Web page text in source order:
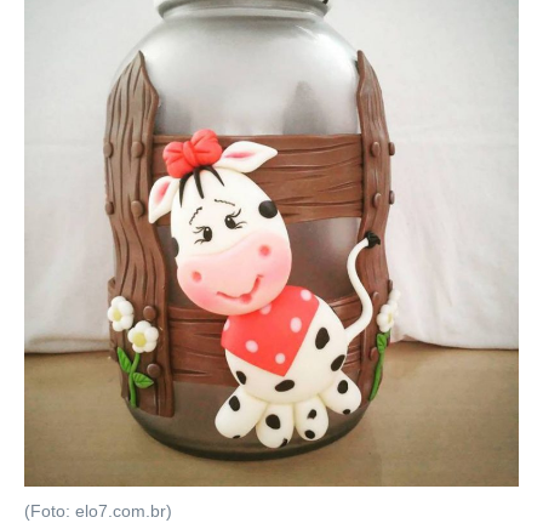
(Foto: elo7.com.br)